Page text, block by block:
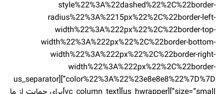
style%22%3A%22dashed%22%2C%22border-
radius%22%3A%2215px%22%2C%22border-left-
width%22%3A%222px%22%2C%22border-top-
width%22%3A%222px%22%2C%22border-bottom-
width%22%3A%222px%22%2C%22border-right-
width%22%3A%222px%22%2C%22border-
color%22%3A%22%23e8e8e8%22%7D%7D”][us_separator